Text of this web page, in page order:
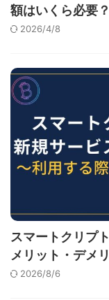
額はいくら必要？
2026/4/8
スマートクリプ
メリット・デメ
2026/8/6